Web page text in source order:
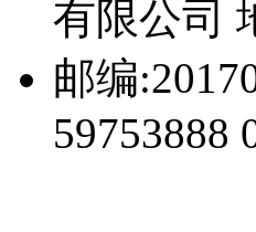
有限公司
邮编
59753888